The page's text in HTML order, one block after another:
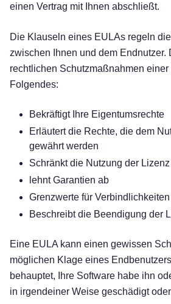
einen Vertrag mit Ihnen abschließt.
Die Klauseln eines EULAs regeln
zwischen Ihnen und dem Endnutzer.
rechtlichen Schutzmaßnahmen
Folgendes:
Bekräftigt Ihre Eigentumsrechte
Erläutert die Rechte, die dem
gewährt werden
Schränkt die Nutzung der
lehnt Garantien ab
Grenzwerte für Verbindlichkeiten
Beschreibt die Beendigung der
Eine EULA kann einen gewissen
möglichen Klage eines
behauptet, Ihre Software habe ihn
in irgendeiner Weise geschädigt